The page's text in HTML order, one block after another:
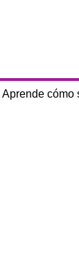
Aprende cómo